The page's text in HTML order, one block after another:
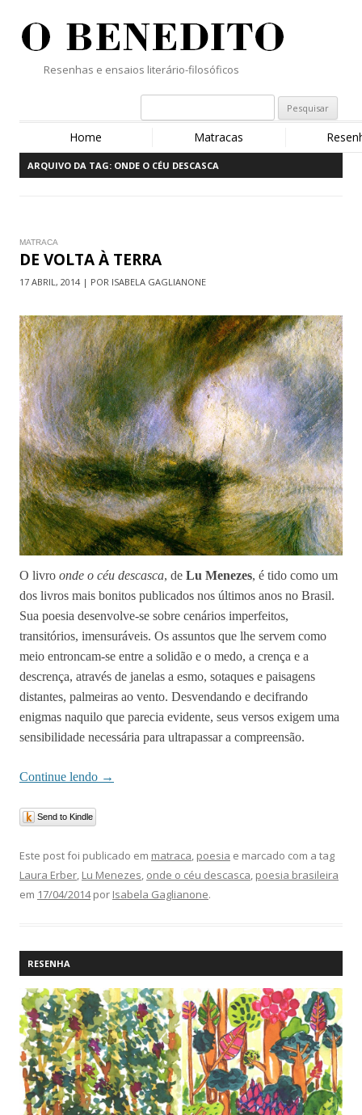
Resenhas e ensaios literário-filosóficos
Home Matracas
ARQUIVO DA TAG: ONDE O CÉU DESCASCA
MATRACA
DE VOLTA À TERRA
17 ABRIL, 2014 | POR ISABELA GAGLIANONE
O livro onde o céu descasca, de Lu Menezes, é tido como um
dos livros mais bonitos publicados nos últimos anos no Brasil.
Sua poesia desenvolve-se sobre cenários imperfeitos,
transitórios, imensuráveis. Os assuntos que lhe servem como
meio entroncam-se entre a solidão e o medo, a crença e a
descrença, através de janelas a esmo, sotaques e paisagens
distantes, palmeiras ao vento. Desvendando e decifrando
enigmas naquilo que parecia evidente, seus versos exigem uma
sensibilidade necessária para ultrapassar a compreensão.
Continue lendo →
Send to Kindle
Este post foi publicado em matraca, poesia e marcado com a tag
Laura Erber, Lu Menezes, onde o céu descasca, poesia brasileira
em 17/04/2014por Isabela Gaglianone.
RESENHA